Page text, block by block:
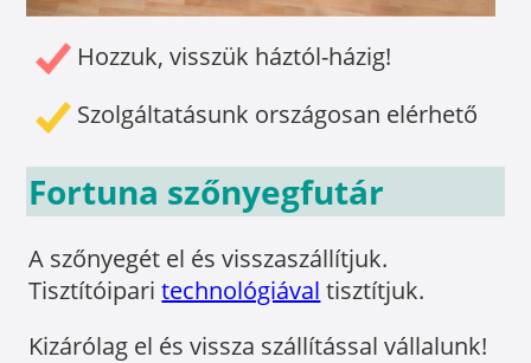
Hozzuk, visszük háztól-házig!
Szolgáltatásunk országosan elérhető
Fortuna szőnyegfutár
A szőnyegét el és visszaszállítjuk.
Tisztítóiparitechnológiával tisztítjuk.
Kizárólag el és vissza szállítással vállalunk!